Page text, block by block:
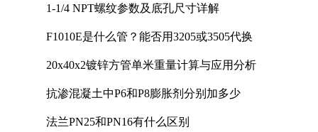
1-1/4 NPT螺纹参数及底孔尺寸详解
F1010E是什么管？能否用3205或3505代换
20x40x2镀锌方管单米重量计算与应用分析
抗渗混凝土中P6和P8膨胀剂分别加多少
法兰PN25和PN16有什么区别